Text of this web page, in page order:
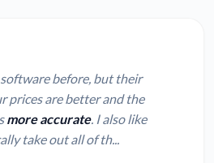
before, but their
prices are better and the
more accurate. I also like
take out all of th...